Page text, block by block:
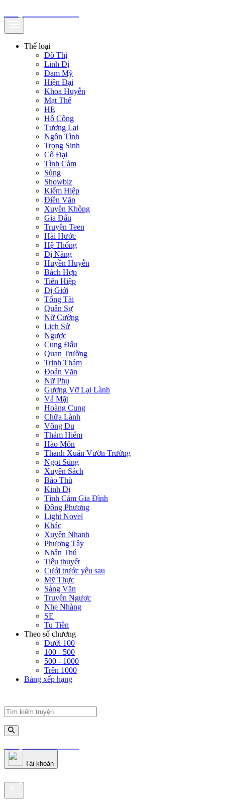
Thể loại
Đô Thị
Linh Dị
Đam Mỹ
Hiện Đại
Khoa Huyễn
Mạt Thế
HE
Hỗ Công
Tương Lai
Ngôn Tình
Trọng Sinh
Cổ Đại
Tình Cảm
Sủng
Showbiz
Kiếm Hiệp
Điền Văn
Xuyên Không
Gia Đấu
Truyện Teen
Hài Hước
Hệ Thống
Dị Năng
Huyền Huyễn
Bách Hợp
Tiên Hiệp
Dị Giới
Tổng Tài
Quân Sự
Nữ Cường
Lịch Sử
Ngược
Cung Đấu
Quan Trường
Trinh Thám
Đoản Văn
Nữ Phụ
Gương Vỡ Lại Lành
Vả Mặt
Hoàng Cung
Chữa Lành
Võng Du
Thám Hiểm
Hào Môn
Thanh Xuân Vườn Trường
Ngọt Sủng
Xuyên Sách
Báo Thù
Kinh Dị
Tình Cảm Gia Đình
Đông Phương
Light Novel
Khác
Xuyên Nhanh
Phương Tây
Nhân Thú
Tiểu thuyết
Cưới trước yêu sau
Mỹ Thực
Sảng Văn
Truyện Ngược
Nhẹ Nhàng
SE
Tu Tiên
Theo số chương
Dưới 100
100 - 500
500 - 1000
Trên 1000
Bảng xếp hạng
truyenfullz.com
Tài khoản
truyenfullz.com